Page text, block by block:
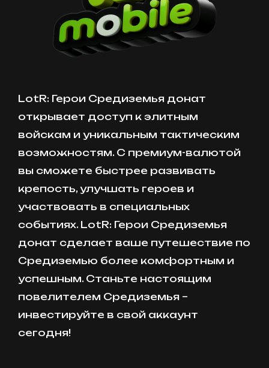
LotR: Герои Средиземья донат
открывает доступ к элитным
войскам и уникальным тактическим
возможностям. С премиум-валютой
вы сможете быстрее развивать
крепость, улучшать героев и
участвовать в специальных
событиях. LotR: Герои Средиземья
донат сделает ваше путешествие по
Средиземью более комфортным и
успешным. Станьте настоящим
повелителем Средиземья –
инвестируйте в свой аккаунт
сегодня!